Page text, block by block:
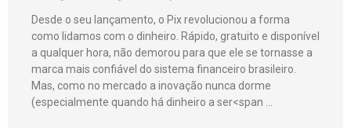
Desde o seu lançamento, o Pix revolucionou a forma
como lidamos com o dinheiro. Rápido, gratuito e disponível
a qualquer hora, não demorou para que ele se tornasse a
marca mais confiável do sistema financeiro brasileiro.
Mas, como no mercado a inovação nunca dorme
(especialmente quando há dinheiro a ser<span …